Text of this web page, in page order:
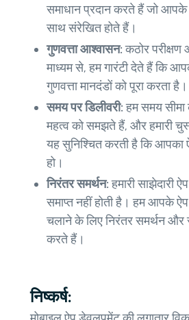
समाधान प्रदान करते हैं जो आपके
साथ संरेखित होते हैं।
गुणवत्ता आश्वासन:कठोर
माध्यम से, हम गारंटी देते हैं कि
गुणवत्ता मानदंडों को पूरा करता है।
समय पर डिलीवरी:हम समय
महत्व को समझते हैं, और हमारी
यह सुनिश्चित करती है कि आपका
हो।
निरंतर समर्थन:हमारी साझेदारी
समाप्त नहीं होती है। हम आपके
चलाने के लिए निरंतर समर्थन और
करते हैं।
निष्कर्ष: